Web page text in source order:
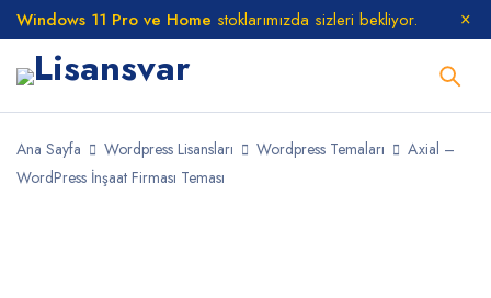
Windows 11 Pro ve Home stoklarımızda sizleri bekliyor.
Ana Sayfa Wordpress Lisansları Wordpress Temaları
Axial –
WordPress İnşaat Firması Teması